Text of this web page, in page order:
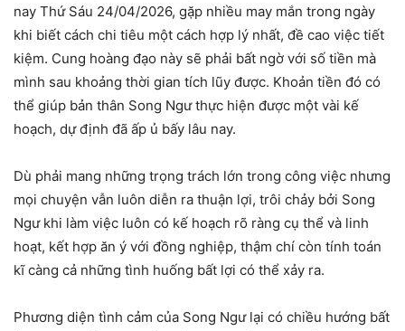
nay Thứ Sáu 24/04/2026, gặp nhiều may mắn trong ngày
khi biết cách chi tiêu một cách hợp lý nhất, đề cao việc tiết
kiệm. Cung hoàng đạo này sẽ phải bất ngờ với số tiền mà
mình sau khoảng thời gian tích lũy được. Khoản tiền đó có
thể giúp bản thân Song Ngư thực hiện được một vài kế
hoạch, dự định đã ấp ủ bấy lâu nay.
Dù phải mang những trọng trách lớn trong công việc nhưng
mọi chuyện vẫn luôn diễn ra thuận lợi, trôi chảy bởi Song
Ngư khi làm việc luôn có kế hoạch rõ ràng cụ thể và linh
hoạt, kết hợp ăn ý với đồng nghiệp, thậm chí còn tính toán
kĩ càng cả những tình huống bất lợi có thể xảy ra.
Phương diện tình cảm của Song Ngư lại có chiều hướng bất